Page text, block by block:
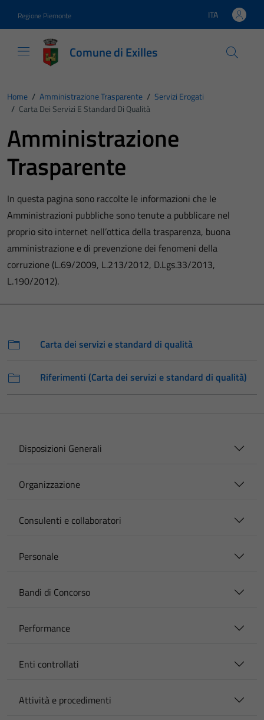
Regione Piemonte Lingua attiva:
ITA
Comune di Exilles
Home / Amministrazione Trasparente / Servizi Erogati
/ Carta Dei Servizi E Standard Di Qualità
Amministrazione
Trasparente
In questa pagina sono raccolte le informazioni che le
Amministrazioni pubbliche sono tenute a pubblicare nel
proprio sito internet nell’ottica della trasparenza, buona
amministrazione e di prevenzione dei fenomeni della
corruzione (L.69/2009, L.213/2012, D.Lgs.33/2013,
L.190/2012).
Carta dei servizi e standard di qualità
Riferimenti (Carta dei servizi e standard di qualità)
Disposizioni Generali
Organizzazione
Consulenti e collaboratori
Personale
Bandi di Concorso
Performance
Enti controllati
Attività e procedimenti